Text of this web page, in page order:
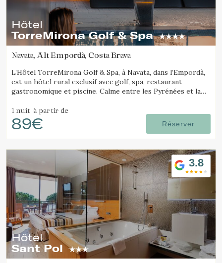
Hôtel
TorreMirona Golf & Spa
Navata, Alt Empordà, Costa Brava
L’Hôtel TorreMirona Golf & Spa, à Navata, dans l’Empordà,
est un hôtel rural exclusif avec golf, spa, restaurant
gastronomique et piscine. Calme entre les Pyrénées et la
1 nuit à partir de
89€ Réserver
3.8
Hôtel
Sant Pol
Ces cookies sont utilisés pour stocker des informations sur
les préférences et les choix personnels de l'utilisateur
grâce à l'observation continue de ses habitudes de
navigation. Grâce à eux, nous pouvons connaître les
habitudes de navigation sur le site Web et afficher des
publicités liées au profil de navigation de l'utilisateur.